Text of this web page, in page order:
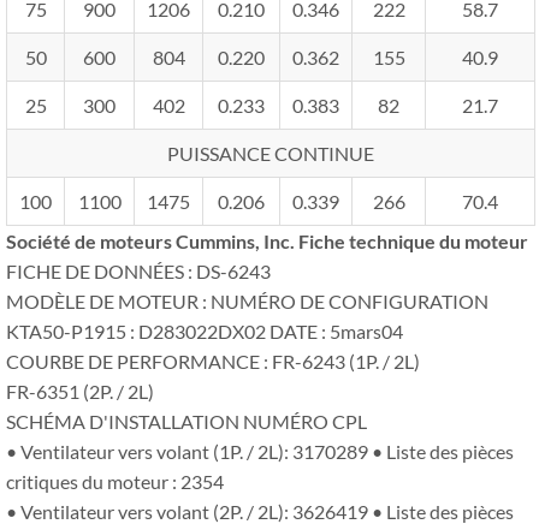
75 900 1206 0.210 0.346 222 58.7
50 600 804 0.220 0.362 155 40.9
25 300 402 0.233 0.383 82 21.7
PUISSANCE CONTINUE
100 1100 1475 0.206 0.339 266
70.4
Société de moteurs Cummins, Inc. Fiche technique du moteur
FICHE DE DONNÉES : DS-6243
MODÈLE DE MOTEUR : NUMÉRO DE CONFIGURATION
KTA50-P1915 : D283022DX02 DATE : 5mars04
COURBE DE PERFORMANCE : FR-6243 (1P. / 2L)
FR-6351 (2P. / 2L)
SCHÉMA D'INSTALLATION NUMÉRO CPL
• Ventilateur vers volant (1P. / 2L): 3170289 • Liste des pièces
critiques du moteur : 2354
• Ventilateur vers volant (2P. / 2L): 3626419 • Liste des pièces